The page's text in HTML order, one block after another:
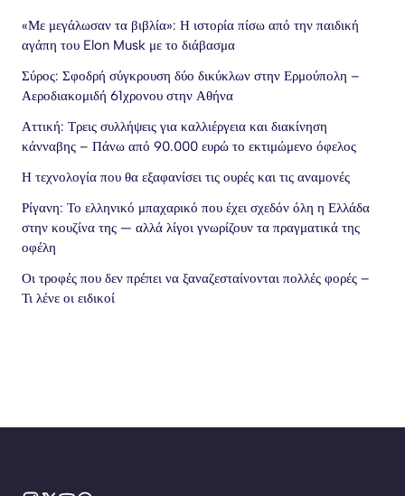
«Με μεγάλωσαν τα βιβλία»: Η ιστορία πίσω από την παιδική
αγάπη του Elon Musk με το διάβασμα
Σύρος: Σφοδρή σύγκρουση δύο δικύκλων στην Ερμούπολη –
Αεροδιακομιδή 61χρονου στην Αθήνα
Αττική: Τρεις συλλήψεις για καλλιέργεια και διακίνηση
κάνναβης – Πάνω από 90.000 ευρώ το εκτιμώμενο όφελος
Η τεχνολογία που θα εξαφανίσει τις ουρές και τις αναμονές
Ρίγανη: Το ελληνικό μπαχαρικό που έχει σχεδόν όλη η Ελλάδα
στην κουζίνα της — αλλά λίγοι γνωρίζουν τα πραγματικά της
οφέλη
Οι τροφές που δεν πρέπει να ξαναζεσταίνονται πολλές φορές –
Τι λένε οι ειδικοί